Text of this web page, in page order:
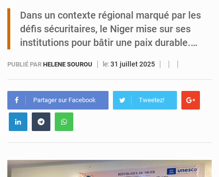
Niamey : Mohamed Toumba enchaîne les audiences
Dans un contexte régional marqué par les
défis sécuritaires, le Niger mise sur ses
institutions pour bâtir une paix durable.…
PUBLIÉ PAR HELENE SOUROU le:31 juillet 2025
Partager sur Facebook Tweetez!